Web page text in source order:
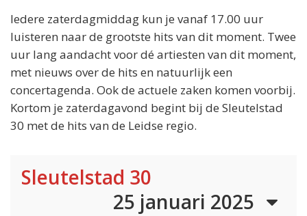
Iedere zaterdagmiddag kun je vanaf 17.00 uur
luisteren naar de grootste hits van dit moment. Twee
uur lang aandacht voor dé artiesten van dit moment,
met nieuws over de hits en natuurlijk een
concertagenda. Ook de actuele zaken komen voorbij.
Kortom je zaterdagavond begint bij de Sleutelstad
30 met de hits van de Leidse regio.
Sleutelstad 30
25 januari 2025